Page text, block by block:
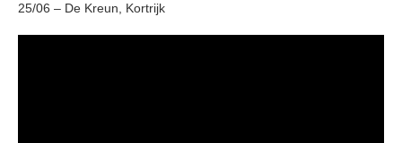
25/06 – De Kreun, Kortrijk